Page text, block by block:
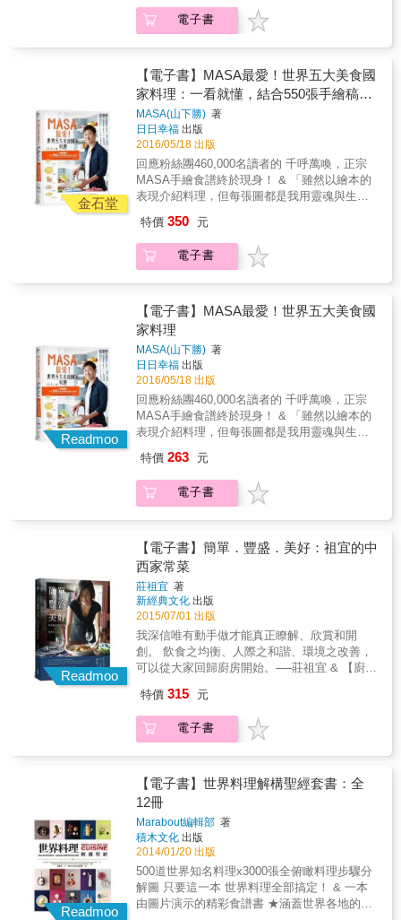
本書特色 ※一窺19個特色廚房、廚具餐具擺
設，光明正大逛進別人的家生活。 ※真實廚房
圖片vs.手繪廚房全景大對照，看Soupy用不一
譜，移居者的獨門家鄉味，從甜點到主菜很齊
全！ ※詳細的STEP BY STEP做菜步驟插畫圖
解，做過都大呼超簡單！ ※特色市集帶你逛一
逛！學學菜攤、肉舖、起司店、器具店，超有
型的擺設陳列！ ※廚房主人快問快答！最喜愛
的器具、最想擁有的夢幻逸品大調查！
菜做法，希望學會可以打動人心的泰國菜。在
這段期間，除了探索許多特色學校與專業課
程，連按摩學校都不放過，在曼谷，開啟了她
界。 作者把所有經驗集結成一把鑰匙，送給想
探索泰國料理之奧妙的人，只要你轉動鑰匙，
便能開啟傳統泰國菜的大門，有一天，你也能
像作者一樣踏上追尋心中美味的旅行。 本書特
色 ★親赴泰國，向廚藝學校與十幾位泰國主廚
學得經典泰國菜。 ★反覆累計不同的廚藝經
驗，呈現出泰式完整而真實的美味。 ★不藏私
的廚藝課表與不吝分享的異國體驗，對於想探
廚藝，回台後從廚房助理做起，天天洗掃擦
抹，備受排擠，卻堅持不放棄，短短幾年的時
疑：如果要的太多，什麼都想要，會不會什麼
都做不好﹖但是仍然堅定地告訴自己：廚藝無
國界，如果能橫跨各國食材，充分了解並且善
加利用，或許還能更上一層樓。就像之前她在
高峰期急流勇退，前往巴黎藍帶廚藝學院學法
國菜，就是因為她不是害怕轉變的人，畢竟兩
手都拿著東西，是不可能再拿別的新東西，必
須要放掉，才可能有新的收穫。 就因為一心專
注地追求心目中的美味，於是，決定脫下時尚
嬌貴的馬靴換上輕便涼鞋，從巴黎轉換到曼
菜做法，希望學會可以打動人心的泰國菜。在
這段期間，除了探索許多特色學校與專業課
程，連按摩學校都不放過，在曼谷，開啟了她
界。 作者把所有經驗集結成一把鑰匙，送給想
探索泰國料理之奧妙的人，只要你轉動鑰匙，
便能開啟傳統泰國菜的大門，有一天，你也能
像作者一樣踏上追尋心中美味的旅行。 本書特
色 ★親赴泰國，向廚藝學校與十幾位泰國主廚
學得經典泰國菜。 ★反覆累計不同的廚藝經
驗，呈現出泰式完整而真實的美味。 ★不藏私
的廚藝課表與不吝分享的異國體驗，對於想探
電子書
金石堂
【電子書】MASA最愛！世界五大美食國
家料理：一看就懂，結合550張手繪稿與
美食照片的食譜
MASA(山下勝) 著
日日幸福 出版
2016/05/18 出版
回應粉絲團460,000名讀者的 千呼萬喚，正宗
MASA手繪食譜終於現身！ & 「雖然以繪本的
表現介紹料理，但每張圖都是我用靈魂與生命
樣品質完美，沒有任何妥協！－－MASA」 &
結合照片與手繪圖的世界五大美食國家的美味
料理，不只是食譜，也是繪本故事書！ 由
50道食譜，分別介紹了日本、法國、義大利、
西班牙與泰國等世界知名料裡， 每道食譜
MASA都會介紹其典故由來，也會分享他溫暖
的故事與趣味的回憶。例如日本料理中的「味
噌豬肉蔬菜湯」（豚汁），就是一道讓MASA
非常懷念的料理，也是他小時候爸爸下廚時，
最常做的家庭料理。 &&& 「我記得有一次爸爸
煮了一鍋豚汁，等我回來讓我吃，吃的時候，
爸爸一直在旁邊看我。通常吃飯時，會一邊看
報紙一邊吃飯的典型日本父親，不知道為什麼
如何呢？我說：『好吃！』當時看到爸爸非常
開心的臉，連我吃完的餐具都幫我洗了（我們
家有規定，自己吃過的餐具都要自己洗，但當
汁味道都會不一樣，而這次是他人生中做得最
好的一次（絕品）。說實話&hellip;&hellip;我並
沒有很認真的吃，因為當時我正邊吃邊想，等
一下要玩的遊戲如何才能破關（ー_ー;）。但
看到爸爸那麼認真地看我吃東西，我也不敢隨
便回答。」 & 另外，義大利料理中，介紹了
「佛羅倫斯風香烤豬里肌肉」。他說 這道佛羅
倫斯的醬是他的最愛之一，不只味道，連名字
工的時候，因為這家餐廳的許多料理都很特
務生都要很大聲地唸出給廚師們聽，有的前輩
很會唸，有的前輩也會很緊張一直唸錯，當時
大家都會偷笑。經過數個月後，我也漸漸習慣
工作內容，但我負責的內容也越來越多，有一
天終於有機會唸菜單，我就很用力大聲唸菜
名，結果老闆進來廚房罵我。因為我的聲音大
到連坐在外面的客人都聽到了，餐廳本來很安
靜輕鬆的氣氛，卻因為點菜過於大聲，把大家
都嚇到了。大概是更之前我打工的地方很吵，
而且離客人的位子有一段距離，所以每次大家
都很大聲講話，以致於忘了我現在在不同餐廳
工作，換到新的餐廳工作要安靜！Sorry,
特價 350 元
電子書
Readmoo
【電子書】MASA最愛！世界五大美食國
家料理
MASA(山下勝) 著
日日幸福 出版
2016/05/18 出版
回應粉絲團460,000名讀者的 千呼萬喚，正宗
MASA手繪食譜終於現身！ & 「雖然以繪本的
表現介紹料理，但每張圖都是我用靈魂與生命
樣品質完美，沒有任何妥協！－－MASA」 &
結合照片與手繪圖的世界五大美食國家的美味
料理，不只是食譜，也是繪本故事書！ 由
50道食譜，分別介紹了日本、法國、義大利、
西班牙與泰國等世界知名料裡， 每道食譜
MASA都會介紹其典故由來，也會分享他溫暖
的故事與趣味的回憶。例如日本料理中的「味
噌豬肉蔬菜湯」（豚汁），就是一道讓MASA
非常懷念的料理，也是他小時候爸爸下廚時，
最常做的家庭料理。 &&& 「我記得有一次爸爸
煮了一鍋豚汁，等我回來讓我吃，吃的時候，
爸爸一直在旁邊看我。通常吃飯時，會一邊看
報紙一邊吃飯的典型日本父親，不知道為什麼
如何呢？我說：『好吃！』當時看到爸爸非常
開心的臉，連我吃完的餐具都幫我洗了（我們
家有規定，自己吃過的餐具都要自己洗，但當
汁味道都會不一樣，而這次是他人生中做得最
好的一次（絕品）。說實話&hellip;&hellip;我並
沒有很認真的吃，因為當時我正邊吃邊想，等
一下要玩的遊戲如何才能破關（ー_ー;）。但
看到爸爸那麼認真地看我吃東西，我也不敢隨
便回答。」 & 另外，義大利料理中，介紹了
「佛羅倫斯風香烤豬里肌肉」。他說 這道佛羅
倫斯的醬是他的最愛之一，不只味道，連名字
特價 263 元
電子書
Readmoo
【電子書】簡單．豐盛．美好：祖宜的中
西家常菜
莊祖宜 著
新經典文化 出版
2015/07/01 出版
我深信唯有動手做才能真正瞭解、欣賞和開
創。 飲食之均衡、人際之和諧、環境之改善，
可以從大家回歸廚房開始。──莊祖宜 & 【廚房
& 「看她下廚就是種享受！」 讓300萬人盛讚
實用與專業 只要簡單變化就能豐盛上桌，進而
為生活增添些許美好。 & 8年前，她為我們揭
成最親愛的家人朋友。 餐桌從台灣延伸至波士
頓、香港、上海、華府，到如今的雅加達......
唯一不變的是，她遊刃有餘的廚藝展現，以及
優雅自然、隨性不拘的生活態度 & 面對生活的
一變再變，她總能隨遇而安，用創意一一拆
品嚐她在廚房裡的滿腔熱忱與日積月累的心得
體悟。 & & ◎84道家常菜與18篇專文展現的不
只是廚藝實踐，更體現她多年來一本初心的夢
特價 315 元
電子書
Readmoo
【電子書】世界料理解構聖經套書：全
12冊
Marabout編輯部 著
積木文化 出版
2014/01/20 出版
500道世界知名料理x3000張全俯瞰料理步驟分
解圖 只要這一本 世界料理全部搞定！ & 一本
由圖片演示的精彩食譜書 ★涵蓋世界各地的傳